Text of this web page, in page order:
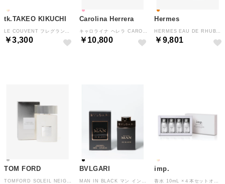
tk.TAKEO KIKUCHI
￥3,300
Carolina Herrera
￥10,800
Hermes
￥9,801
TOM FORD BVLGARI imp.